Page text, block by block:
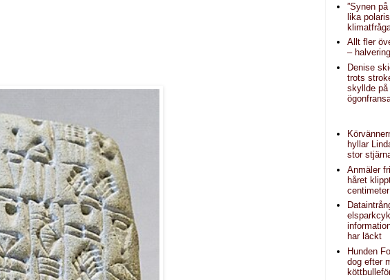
”Synen
lika
Allt fler
–
Denise
trots
skyllde på
hyllar
stor
Anmäler
håret
centimeter
har läckt
Hunden
dog efter